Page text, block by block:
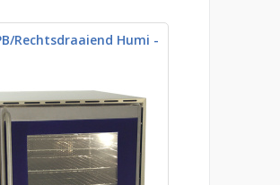
Rechtsdraaiend Humi -